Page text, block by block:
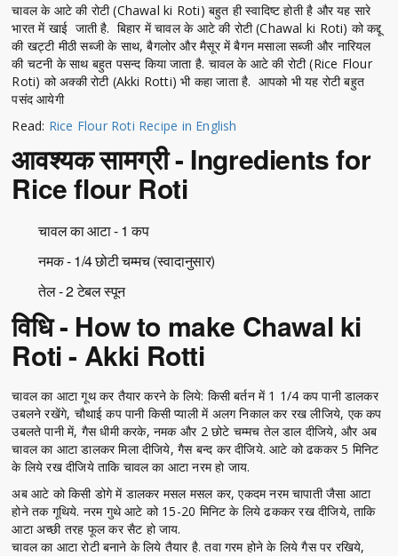
चावल के आटे की रोटी (Chawal ki Roti) बहुत ही स्वादिष्ट होती है और यह सारे
भारत में खाई जाती है. बिहार में चावल के आटे की रोटी (Chawal ki Roti) को कद्दू
की खट्टी मीठी सब्जी के साथ, बैगलोर और मैसूर में बैगन मसाला सब्जी और नारियल
की चटनी के साथ बहुत पसन्द किया जाता है. चावल के आटे की रोटी (Rice Flour
Roti) को अक्की रोटी (Akki Rotti) भी कहा जाता है. आपको भी यह रोटी बहुत
पसंद आयेगी
Read: Rice Flour Roti Recipe in English
आवश्यक सामग्री - Ingredients for
Rice flour Roti
चावल का आटा - 1 कप
नमक - 1/4 छोटी चम्मच (स्वादानुसार)
तेल - 2 टेबल स्पून
विधि - How to make Chawal ki
Roti - Akki Rotti
चावल का आटा गूथ कर तैयार करने के लिये: किसी बर्तन में 1 1/4 कप पानी डालकर
उबलने रखेंगे, चौथाई कप पानी किसी प्याली में अलग निकाल कर रख लीजिये, एक कप
उबलते पानी में, गैस धीमी करके, नमक और 2 छोटे चम्मच तेल डाल दीजिये, और अब
चावल का आटा डालकर मिला दीजिये, गैस बन्द कर दीजिये. आटे को ढककर 5 मिनिट
के लिये रख दीजिये ताकि चावल का आटा नरम हो जाय.
अब आटे को किसी डोगे में डालकर मसल मसल कर, एकदम नरम चापाती जैसा आटा
होने तक गूथिये. नरम गुथे आटे को 15-20 मिनिट के लिये ढककर रख दीजिये, ताकि
आटा अच्छी तरह फूल कर सैट हो जाय.
चावल का आटा रोटी बनाने के लिये तैयार है. तवा गरम होने के लिये गैस पर रखिये,